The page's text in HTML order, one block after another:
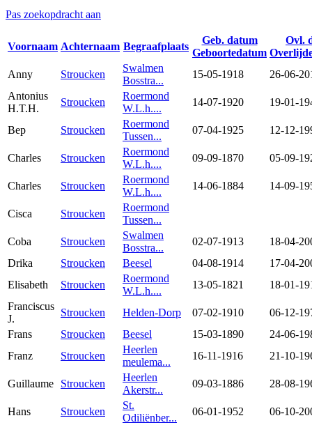
Pas zoekopdracht aan
Voornaam Achternaam Begraafplaats
Geb. datum
Geboortedatum
Ovl.
Anny
Stroucken
Swalmen
Bosstra...
15-05-1918
26-06-
Antonius
H.T.H.
Stroucken
Roermond
W.L.h....
14-07-1920 19-01-
Bep Stroucken
Roermond
Tussen...
07-04-1925 12-12-
Charles Stroucken
Roermond
W.L.h....
09-09-1870 05-09-
Charles Stroucken
Roermond
W.L.h....
14-06-1884 14-09-
Cisca Stroucken
Roermond
Tussen...
Coba
Stroucken
Swalmen
Bosstra...
02-07-1913
18-04-
Drika
Stroucken Beesel 04-08-1914
17-04-
Elisabeth
Stroucken
Roermond
W.L.h....
13-05-1821
18-01-
Franciscus
J.
Stroucken Helden-Dorp 07-02-1910
06-12-
Frans
Stroucken Beesel 15-03-1890
24-06-
Franz
Stroucken
Heerlen
meulema...
16-11-1916 21-10-
Guillaume Stroucken
Heerlen
Akerstr...
09-03-1886 28-08-
Hans Stroucken
St.
Odiliënber...
06-01-1952
06-10-